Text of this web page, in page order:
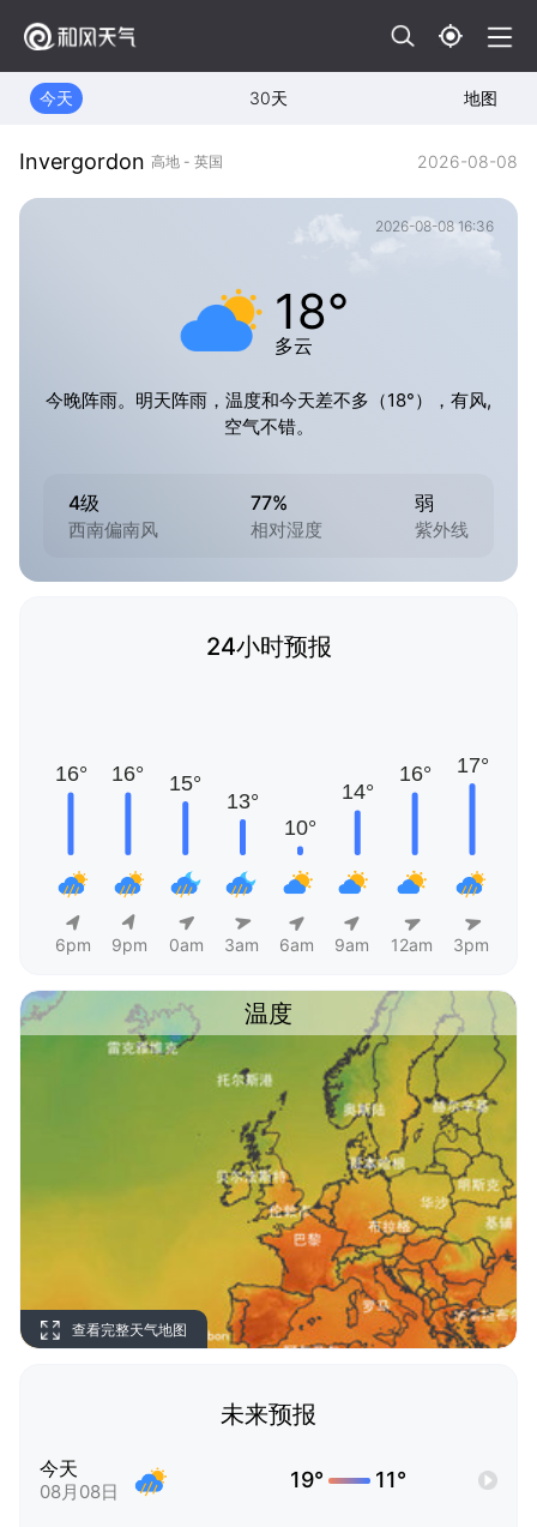
今天 30天 地图
Invergordon 高地 - 英国 2026-08-08
2026-08-08 16:36
18°
多云
今晚阵雨。明天阵雨，温度和今天差不多（18°），有风,
空气不错。
4级
西南偏南风
77%
相对湿度
弱
紫外线
24小时预报
6pm 9pm 0am 3am 6am 9am 12am 3pm
温度
查看完整天气地图
未来预报
今天
08月08日 19° 11°